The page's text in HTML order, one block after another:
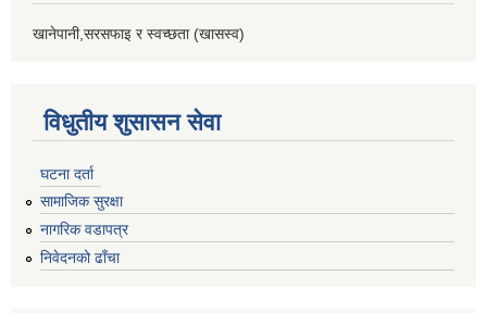
खानेपानी,सरसफाइ र स्वच्छता (खासस्व)
विधुतीय शुसासन सेवा
घटना दर्ता
सामाजिक सुरक्षा
नागरिक वडापत्र
निवेदनको ढाँचा